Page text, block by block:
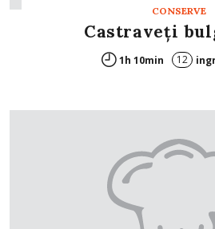
CONSERVE
Castraveţi
1h 10min 12